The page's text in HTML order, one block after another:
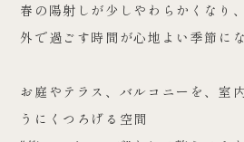
春の陽射しが少しやわらかくなり、
外で過ごす時間が心地よい季節に
お庭やテラス、バルコニーを、室
うにくつろげる空間